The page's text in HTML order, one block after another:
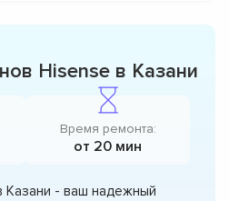
Hisense в Казани
Время ремонта:
от 20 мин
Казани - ваш надежный